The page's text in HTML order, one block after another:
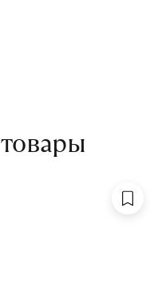
его в салон.